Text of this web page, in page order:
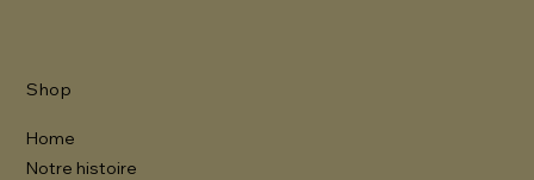
Shop
Home
Notre histoire